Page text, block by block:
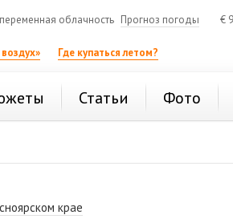
переменная облачность Прогноз погоды €
Где купаться летом?
Статьи Фото
крае